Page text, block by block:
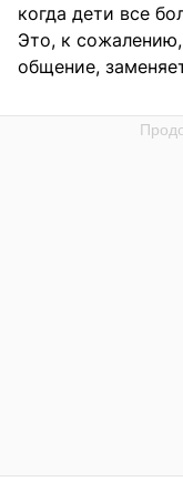
когда дети все
Это, к
общение,